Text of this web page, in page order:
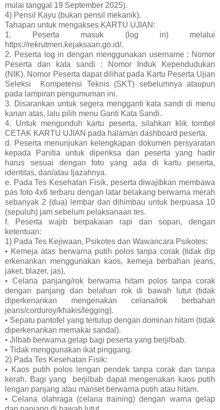
mulai tanggal 19 September 2025).
4) Pensil Kayu (bukan pensil mekanik).
Tahapan untuk mengakses KARTU UJIAN:
1. Peserta masuk (log in) melalui
https://rekrutmen.kejaksaan.go.id/.
2. Peserta log in dengan menggunakan username : Nomor
Peserta dan kata sandi : Nomor Induk Kependudukan
(NIK). Nomor Peserta dapat dilihat pada Kartu Peserta Ujian
Seleksi Kompetensi Teknis (SKT) sebelumnya ataupun
pada lampiran pengumuman ini.
3. Disarankan untuk segera mengganti kata sandi di menu
kanan atas, lalu pilih menu Ganti Kata Sandi.
4. Untuk mengunduh kartu peserta, silahkan klik tombol
CETAK KARTU UJIAN pada halaman dashboard peserta.
d. Peserta menunjukan kelengkapan dokumen persyaratan
kepada Panitia untuk diperiksa dan peserta yang hadir
harus sesuai dengan foto yang ada di kartu peserta,
identitas, dan/atau Ijazahnya.
e. Pada Tes Kesehatan Fisik, peserta diwajibkan membawa
pas foto 4x6 terbaru dengan latar belakang berwarna merah
sebanyak 2 (dua) lembar dan dihimbau untuk berpuasa 10
(sepuluh) jam sebelum pelaksanaan tes.
f. Peserta wajib berpakaian rapi dan sopan, dengan
ketentuan:
1) Pada Tes Kejiwaan, Psikotes dan Wawancara Psikotes:
• Kemeja atas berwarna putih polos tanpa corak (tidak dip
erkenankan menggunakan kaos, kemeja berbahan jeans,
jaket, blazer, jas).
• Celana panjang/rok berwarna hitam polos tanpa corak
dengan panjang dan belahan rok di bawah lutut (tidak
diperkenankan mengenakan celana/rok berbahan
jeans/corduroy/khakis/legging).
• Sepatu pantofel yang tertutup dengan dominan hitam (tidak
diperkenankan memakai sandal).
• Jilbab berwarna gelap bagi peserta yang berjilbab.
• Tidak menggunakan ikat pinggang.
2) Pada Tes Kesehatan Fisik:
• Kaos putih polos lengan pendek tanpa corak dan tanpa
kerah. Bagi yang berjilbab dapat mengenakan kaos putih
lengan panjang atau manset berwarna putih atau hitam.
• Celana olahraga (celana training) dengan warna gelap